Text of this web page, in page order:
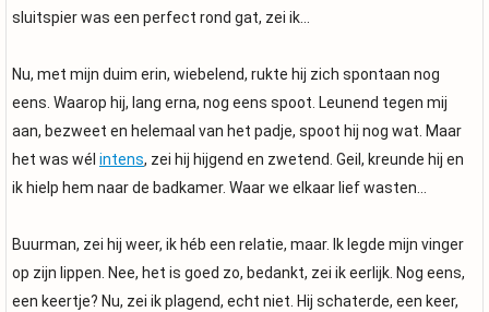
sluitspier was een perfect rond gat, zei ik…
Nu, met mijn duim erin, wiebelend, rukte hij zich spontaan nog
eens. Waarop hij, lang erna, nog eens spoot. Leunend tegen mij
aan, bezweet en helemaal van het padje, spoot hij nog wat. Maar
het was wél intens, zei hij hijgend en zwetend. Geil, kreunde hij en
ik hielp hem naar de badkamer. Waar we elkaar lief wasten…
Buurman, zei hij weer, ik héb een relatie, maar. Ik legde mijn vinger
op zijn lippen. Nee, het is goed zo, bedankt, zei ik eerlijk. Nog eens,
een keertje? Nu, zei ik plagend, echt niet. Hij schaterde, een keer,